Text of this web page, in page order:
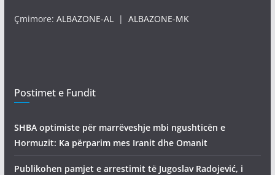
Çmimore: ALBAZONE-AL| ALBAZONE-MK
Postimet e Fundit
SHBA optimiste për marrëveshje mbi ngushticën e
Hormuzit: Ka përparim mes Iranit dhe Omanit
Publikohen pamjet e arrestimit të Jugoslav Radojević, i